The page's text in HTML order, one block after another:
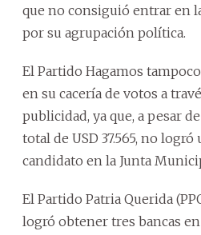
que no consiguió entrar en
por su agrupación política.
El Partido Hagamos
en su cacería de votos a
publicidad, ya que, a pesar
total de USD 37.565, no
candidato en la Junta
El Partido Patria Querida
logró obtener tres bancas